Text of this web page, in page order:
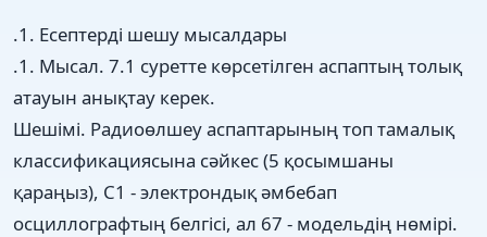
.1. Есептерді шешу мысалдары
.1. Мысал. 7.1 суретте көрсетілген аспаптың толық
атауын анықтау керек.
Шешімі. Радиоөлшеу аспаптарының топ тамалық
классификациясына сәйкес (5 қосымшаны
қараңыз), С1 - электрондық әмбебап
осциллографтың белгісі, ал 67 - модельдің нөмірі.